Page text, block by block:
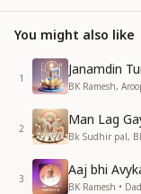
बाटे खुशियां अब इस
हम खुश हमेशा तेरी
बाटे खुशियां अब इस
तूही हमारा सच्चा
रहते हमेशा हमारे ही
ओ प्यारे बाबा तुम ही
अपना बनाके हमको
ओ प्यारे बाबा तुम ही
_______ _ _ _"
You might also like
1
Janamdin
BK Ramesh,
2
Man Lag
Bk Sudhir pal,
3
Aaj bhi
BK Ramesh •